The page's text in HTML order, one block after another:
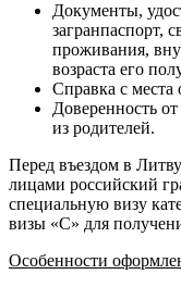
Документы,
загранпаспорт,
проживания,
возраста его
Справка с места
Доверенность
из родителей.
Перед въездом в
лицами российский
специальную визу
визы «C» для
Особенности